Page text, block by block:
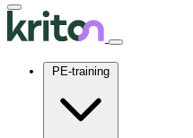
PE-training